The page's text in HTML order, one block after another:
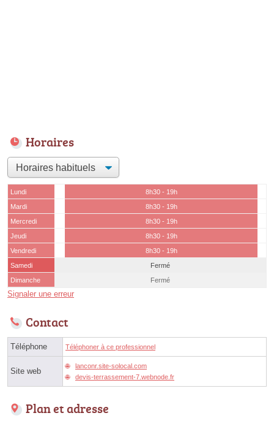
Horaires
Lundi
8h30 - 19h
Mardi
8h30 - 19h
Mercredi
8h30 - 19h
Jeudi
8h30 - 19h
Vendredi
8h30 - 19h
Samedi
Fermé
Dimanche
Fermé
Signaler une erreur
Contact
Téléphone Téléphoner à ce professionnel
Site web
lanconr.site-solocal.com
devis-terrassement-7.webnode.fr
Plan et adresse